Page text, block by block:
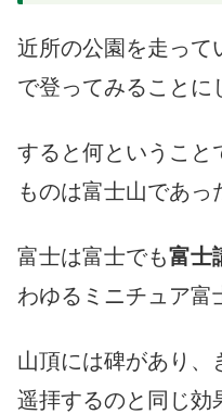
近所の公園を走って
で登ってみることに
すると何ということ
ものは富士山であっ
富士は富士でも富士
わゆるミニチュア富
山頂には碑があり、
遥拝するのと同じ効